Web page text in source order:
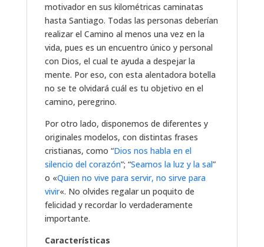
motivador en sus kilométricas caminatas
hasta Santiago. Todas las personas deberían
realizar el Camino al menos una vez en la
vida, pues es un encuentro único y personal
con Dios, el cual te ayuda a despejar la
mente. Por eso, con esta alentadora botella
no se te olvidará cuál es tu objetivo en el
camino, peregrino.
Por otro lado, disponemos de diferentes y
originales modelos, con distintas frases
cristianas, como “Dios nos habla en el
silencio del corazón”; “Seamos la luz y la sal”
o «Quien no vive para servir, no sirve para
vivir«. No olvides regalar un poquito de
felicidad y recordar lo verdaderamente
importante.
Características